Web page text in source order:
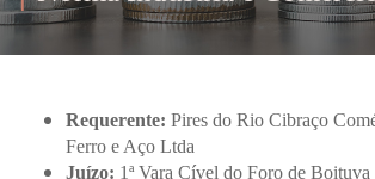
Requerente: Pires do Rio Cibraço
Ferro e Aço Ltda
Juízo: 1ª Vara Cível do Foro de Boituva